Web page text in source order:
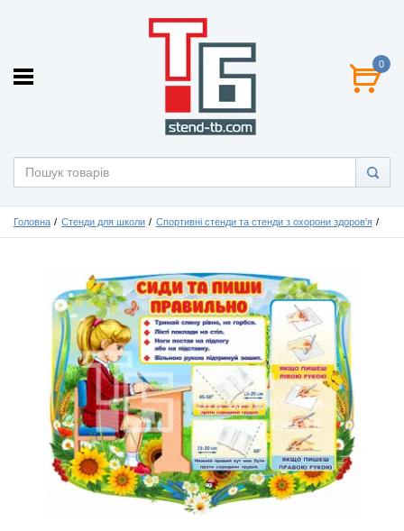
0
Головна Стенди для школи Спортивні стенди та стенди з охорони здоров'я